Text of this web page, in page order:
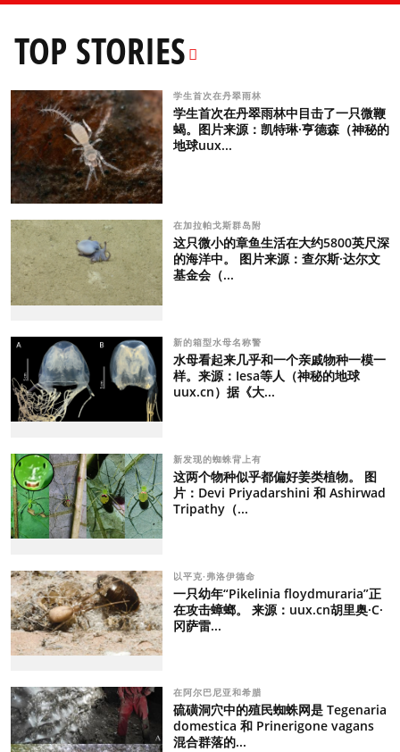
TOP STORIES
学生首次在丹翠雨林
学生首次在丹翠雨林中目击了一只微鞭
蝎。图片来源：凯特琳·亨德森（神秘的
地球uux...
在加拉帕戈斯群岛附
这只微小的章鱼生活在大约5800英尺深
的海洋中。 图片来源：查尔斯·达尔文
基金会（...
新的箱型水母名称警
水母看起来几乎和一个亲戚物种一模一
样。来源：Iesa等人（神秘的地球
uux.cn）据《大...
新发现的蜘蛛背上有
这两个物种似乎都偏好姜类植物。 图
片：Devi Priyadarshini 和 Ashirwad
Tripathy（...
以平克·弗洛伊德命
一只幼年“Pikelinia floydmuraria”正
在攻击蟑螂。 来源：uux.cn胡里奥·C·
冈萨雷...
在阿尔巴尼亚和希腊
硫磺洞穴中的殖民蜘蛛网是 Tegenaria
domestica 和 Prinerigone vagans
混合群落的...